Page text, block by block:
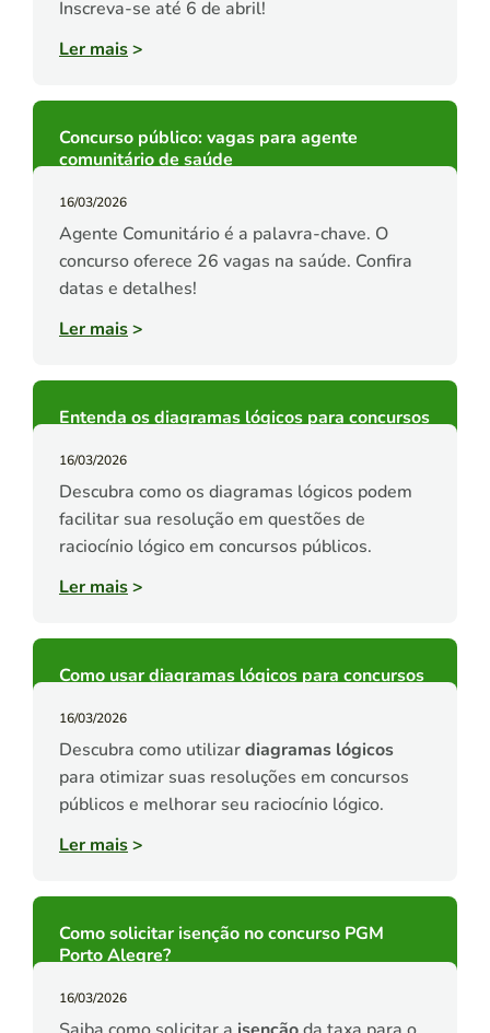
Inscreva-se até 6 de abril!
Ler mais>
Concurso público: vagas para agente
comunitário de saúde
16/03/2026
Agente Comunitário é a palavra-chave. O
concurso oferece 26 vagas na saúde. Confira
datas e detalhes!
Ler mais>
Entenda os diagramas lógicos para concursos
16/03/2026
Descubra como os diagramas lógicos podem
facilitar sua resolução em questões de
raciocínio lógico em concursos públicos.
Ler mais>
Como usar diagramas lógicos para concursos
16/03/2026
Descubra como utilizardiagramas lógicos
para otimizar suas resoluções em concursos
públicos e melhorar seu raciocínio lógico.
Ler mais>
Como solicitar isenção no concurso PGM
Porto Alegre?
16/03/2026